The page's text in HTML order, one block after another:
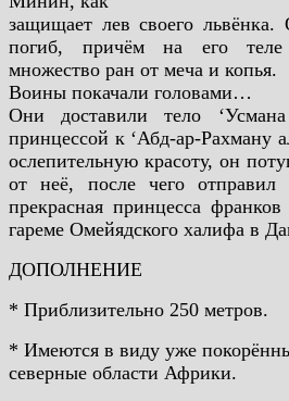
защищает лев своего
погиб, причём на его теле
множество ран от меча и копья.
Воины покачали головами…
Они доставили тело
принцессой к ‘Абд-ар-Рахману
ослепительную красоту, он
от неё, после чего
прекрасная принцесса
гареме Омейядского халифа в
ДОПОЛНЕНИЕ
* Приблизительно 250 метров.
* Имеются в виду уже
северные области Африки.